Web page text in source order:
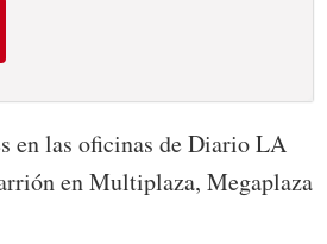
en las oficinas de Diario LA
en Multiplaza, Megaplaza